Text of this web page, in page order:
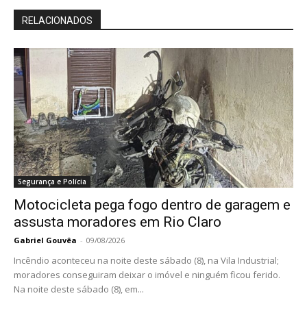
RELACIONADOS
Segurança e Polícia
Motocicleta pega fogo dentro de garagem e
assusta moradores em Rio Claro
Gabriel Gouvêa - 09/08/2026
Incêndio aconteceu na noite deste sábado (8), na Vila Industrial;
moradores conseguiram deixar o imóvel e ninguém ficou ferido.
Na noite deste sábado (8), em...